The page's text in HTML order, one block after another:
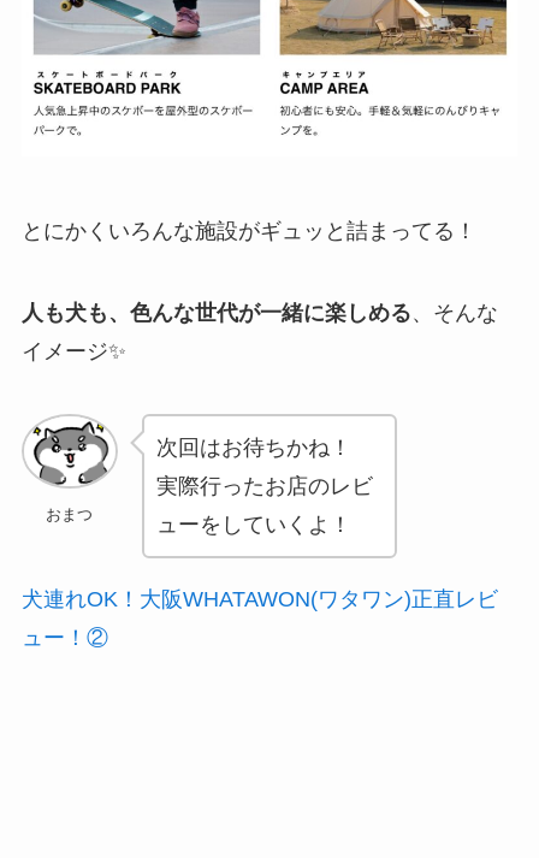
とにかくいろんな施設がギュッと詰まってる！
人も犬も、色んな世代が一緒に楽しめる、そんな
イメージ✨
おまつ
次回はお待ちかね！
実際行ったお店のレビ
ューをしていくよ！
犬連れOK！大阪WHATAWON(ワタワン)正直レビ
ュー！②